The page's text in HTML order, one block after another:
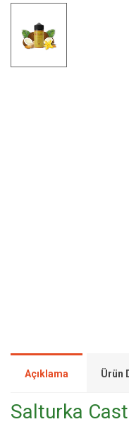
Açıklama Ürün
Salturka